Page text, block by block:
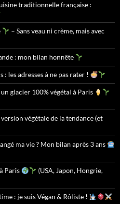
traditionnelle française :
– Sans veau ni crème, mais avec
: mon bilan honnête
: les adresses à ne pas rater !
glacier 100% végétal à Paris
végétale de la tendance (et
ma vie ? Mon bilan après 3 ans
Paris
(USA, Japon, Hongrie,
: je suis Végan & Rôliste !